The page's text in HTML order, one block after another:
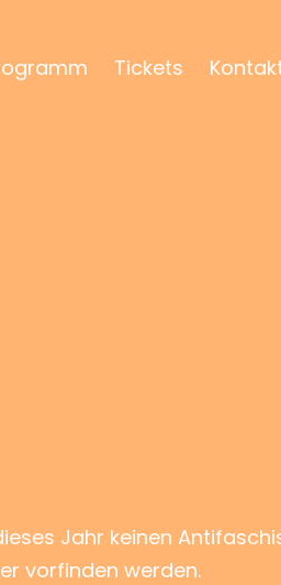
Tickets
Jahr keinen
vorfinden werden.